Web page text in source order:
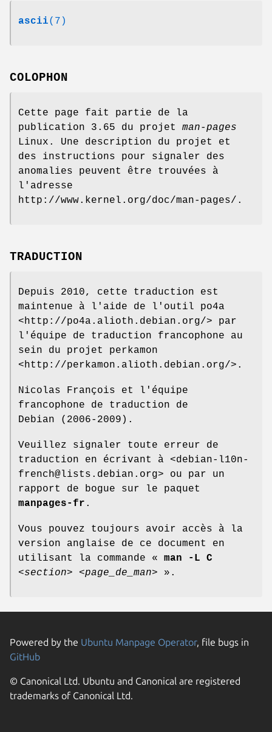
ascii(7)
COLOPHON
Cette page fait partie de la
publication 3.65 du projet man-pages
Linux. Une description du projet et
des instructions pour signaler des
anomalies peuvent être trouvées à
l'adresse
http://www.kernel.org/doc/man-pages/.
TRADUCTION
Depuis 2010, cette traduction est
maintenue à l'aide de l'outil po4a
<http://po4a.alioth.debian.org/> par
l'équipe de traduction francophone au
sein du projet perkamon
<http://perkamon.alioth.debian.org/>.
Nicolas François et l'équipe
francophone de traduction de
Debian (2006-2009).
Veuillez signaler toute erreur de
traduction en écrivant à <debian-l10n-
french@lists.debian.org> ou par un
rapport de bogue sur le paquet
manpages-fr .
Vous pouvez toujours avoir accès à la
version anglaise de ce document en
utilisant la commande « man -L C
<section>
<page_de_man> ».
Powered by the Ubuntu Manpage Operator, file bugs in
GitHub
© Canonical Ltd. Ubuntu and Canonical are registered
trademarks of Canonical Ltd.